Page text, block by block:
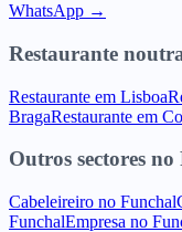
WhatsApp →
Restaurante
Restaurante em Lisboa
BragaRestaurante em
Outros sectores no
Cabeleireiro no Funchal
FunchalEmpresa no